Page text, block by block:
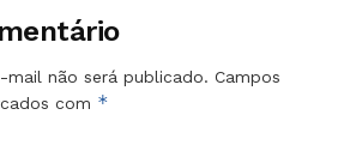
mail não será publicado. Campos
com *